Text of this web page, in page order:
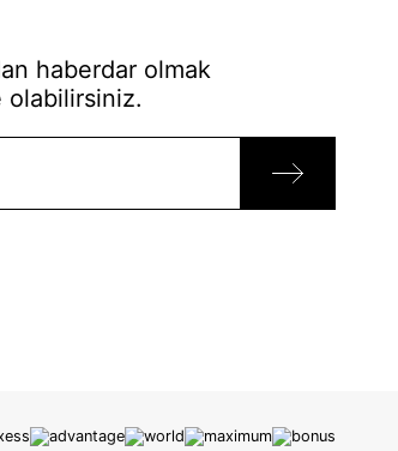
haberdar olmak